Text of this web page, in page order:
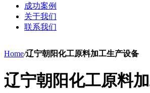
成功案例
关于我们
联系我们
Home/辽宁朝阳化工原料加工生产设备
辽宁朝阳化工原料